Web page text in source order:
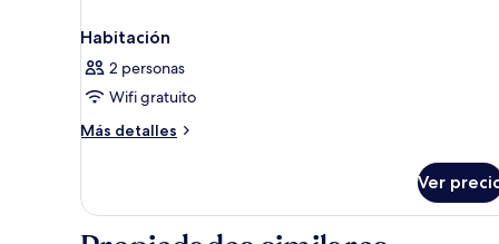
Habitación
2 personas
Wifi gratuito
Más detalles
Más
Ver